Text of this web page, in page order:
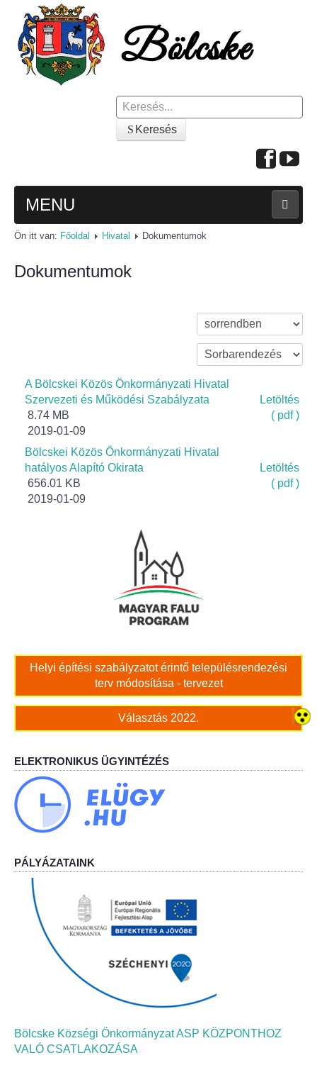
Keresés
Keresés
MENU
FŐOLDAL
A KÖZSÉGRŐL
Bölcske történelme
Mi újság Bölcskén?
Értéktár bizottság
Turizmus
Egyházak, civilek
Bölcskei női kar
Bölcskei Rákóczi Horgász Egyesület
Bölcskei Sólymok Íjász Baráti Kör
Amatőr Színjátszó Társulat Egyesület
Bölcskei Borbarát Egyesültet Klub
Bölcskei Önkéntes Tűzoltó Egyesület
Bölcskei Néptánc Egyesület
Ön itt van: Főoldal Hivatal Dokumentumok
Dokumentumok
A Bölcskei Közös Önkormányzati Hivatal
Szervezeti és Működési Szabályzata
8.74 MB
2019-01-09
Letöltés
( pdf )
Bölcskei Közös Önkormányzati Hivatal
hatályos Alapító Okirata
656.01 KB
2019-01-09
Letöltés
( pdf )
Helyi építési szabályzatot érintő településrendezési
terv módosítása - tervezet
Választás 2022.
ELEKTRONIKUS ÜGYINTÉZÉS
PÁLYÁZATAINK
Bölcske Községi Önkormányzat ASP KÖZPONTHOZ
VALÓ CSATLAKOZÁSA